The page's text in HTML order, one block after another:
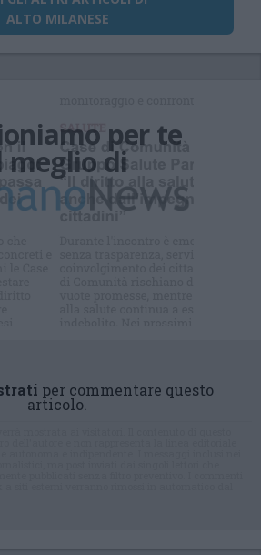
ALTO MILANESE
per te
meglio di
per commentare questo
articolo.